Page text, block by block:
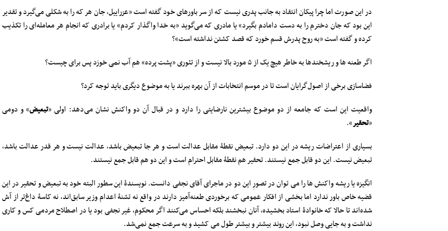
در این صورت اما چرا پیکان انتقاد به جانب پدری نیست که از سر باورهای خود گفته است «‌عزراییل، جان هر که را به شکلی می‌گیرد و تقدیر
این بود که جان دخترم را به دست دامادم بگیرد» یا مادری که می‌گوید «‌به خدا واگذار کردم» یا برادری که انجام هر معامله‌ای را تکذیب
کرده و گفته است «به روح پدرش قسم خورد که قصد کشتن نداشته است»؟
اگر طعنه ها و ریشخندها به خاطر هیچ یک از ۵ مورد بالا نیست و از تئوری «پشت پرده» هم آب نمی خورَد پس برای چیست؟
فضا‌سازی برخی از اصول‌گرایان است تا در موسم انتخابات از آن بهره ببرند یا به موضوع دیگری باید توجه کرد؟
واقعیت این است که جامعه از دو موضوع بیشترین نارضایتی را دارد و در قبال آن دو واکنش نشان می‌دهد: اولی «تبعیض» و دومی
«تحقیر».
بسیاری از اعتراضات ریشه در این دو دارد. تبعیض نقطۀ مقابل عدالت است و هر جا تبعیض باشد، عدالت نیست و هر قدر عدالت باشد،
تبعیض نیست. این دو قابل جمع نیستند. تحقیر هم نقطۀ مقابل احترام است و این دو هم قابل جمع نیستند.
انگیزه یا ریشه واکنش ها را می توان در تصورِ این دو در ماجرای آقای نجفی دانست. نویسندۀ این سطور البته خود به تبعیض و تحقیر در این
قضیه خاص باور ندارد اما بخشی از افکار عمومی که برخوردی طعنه‌آمیز دارند در واقع نه تشنۀ اعدام وزیر سابق‌اند، نه کاسۀ داغ‌تر از آش
شده‌اند تا حالا که خانوادۀ استاد بخشیده، آنان نبخشند بلکه احساس می‌کنند اگر محکوم، غیر نجفی بود یا در اصطلاح مردمی کس و کاری
نداشت و به جایی وصل نبود، این روند بیشتر و بیشتر طول می کشید و به سرعت جمع نمی‌شد.